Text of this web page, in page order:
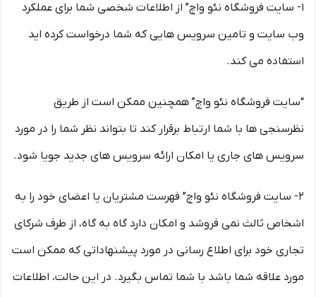
۱- سایت فروشگاه نئو واچ” از اطلاعات شخصی شما برای عملکرد
وب سایت و تامین سرویس هایی که شما درخواست کرده اید
استفاده می کند.
“سایت فروشگاه نئو واچ” همچنین ممکن است از طریق
نظرسنجی ها با شما ارتباط برقرار کند تا بتواند نظر شما را در مورد
سرویس های جاری یا امکان ارائه سرویس های جدید جویا شود.
۲- سایت فروشگاه نئو واچ” فهرست مشتریان یا اعضای خود را به
اشخاص ثالث نمی فروشد و امکان دارد گاه به گاه، از طرف شرکای
تجاری خود برای اطلاع رسانی در مورد پیشنهاداتی که ممکن است
مورد علاقه شما باشد با شما تماس بگیرد. در این حالت، اطلاعات